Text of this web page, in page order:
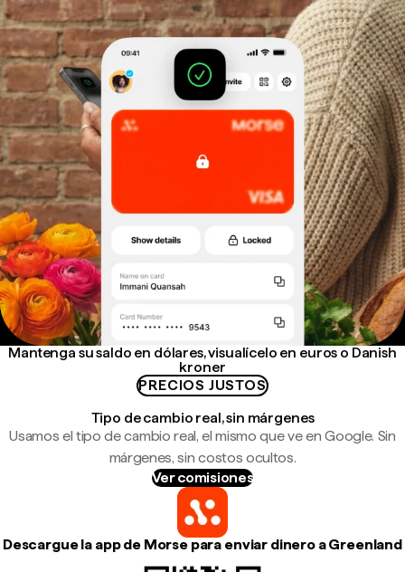
Mantenga su saldo en dólares, visualícelo en euros o Danish
kroner
PRECIOS JUSTOS
Tipo de cambio real, sin márgenes
Usamos el tipo de cambio real, el mismo que ve en Google. Sin
márgenes, sin costos ocultos.
Ver comisiones
Descargue la app de Morse para enviar dinero a Greenland